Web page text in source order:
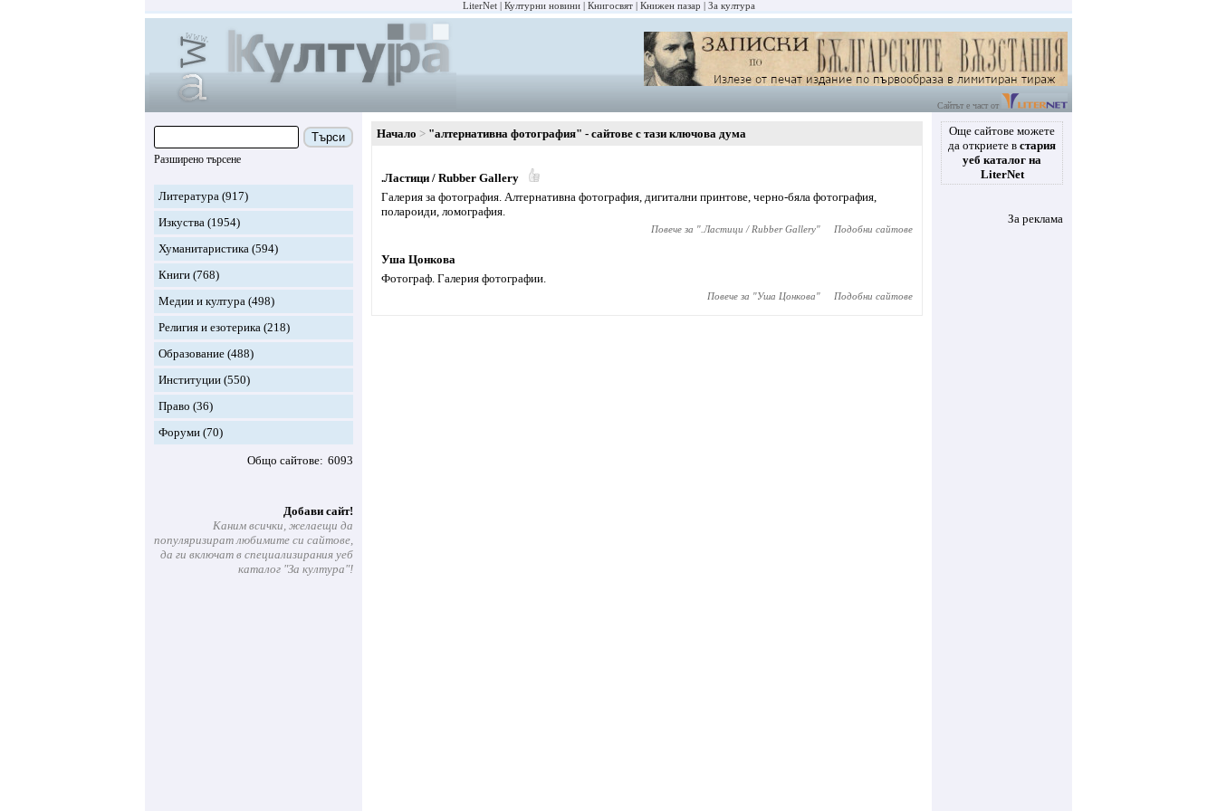
LiterNet Културни новини Книгосвят Книжен пазар За култура
Сайтът е част от
Търси
Разширено търсене
Литература (917)
Изкуства (1954)
Хуманитаристика (594)
Книги (768)
Медии и култура (498)
Религия и езотерика (218)
Образование (488)
Институции (550)
Право (36)
Форуми (70)
Общо сайтове 6093
Добави сайт!
Каним всички, желаещи да
популяризират любимите си сайтове,
да ги включат в специализирания уеб
каталог "За култура"!
Начало "алтернативна фотография" - сайтове с тази ключова дума
.Ластици / Rubber Gallery
Галерия за фотография. Алтернативна фотография, дигитални принтове, черно-бяла фотография,
полароиди, ломография.
Повече за " .Ластици / Rubber Gallery" Подобни сайтове
Уша Цонкова
Фотограф. Галерия фотографии.
Повече за "Уша Цонкова" Подобни сайтове
Още сайтове можете
да откриете в стария
уеб каталог на
LiterNet
За реклама